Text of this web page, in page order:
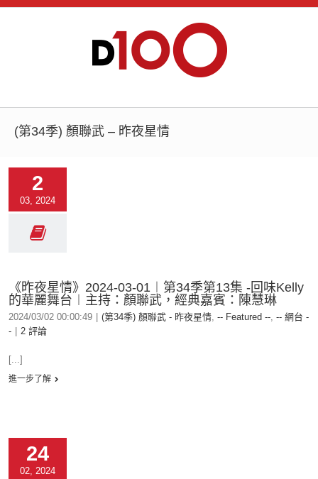
(第34季) 顏聯武 – 昨夜星情
2
03, 2024
《昨夜星情》2024-03-01︱第34季第13集 -回味Kelly
的華麗舞台︱主持：顏聯武，經典嘉賓：陳慧琳
2024/03/02 00:00:49 (第34季) 顏聯武 - 昨夜星情, -- Featured --, -- 網台 -
-
2 評論
[...]
進一步了解
24
02, 2024